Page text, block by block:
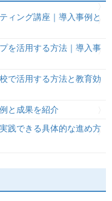
ィング講座｜導入事例と
を活用する方法｜導入事
で活用する方法と教育効
と成果を紹介
践できる具体的な進め方